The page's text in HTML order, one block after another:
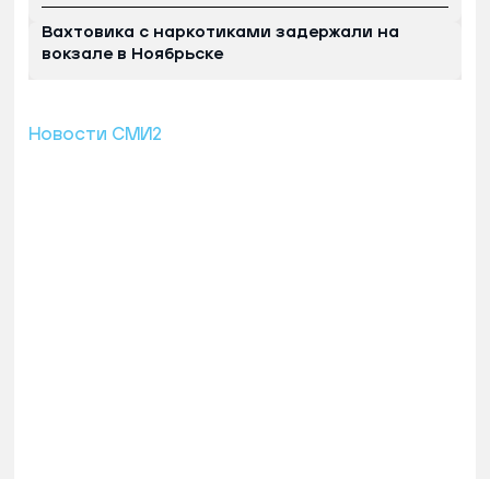
Вахтовика с наркотиками задержали на
вокзале в Ноябрьске
Новости СМИ2